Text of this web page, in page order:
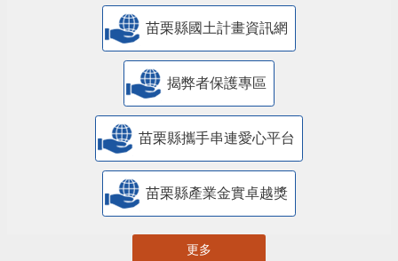
苗栗縣國土計畫資訊網
揭弊者保護專區
苗栗縣攜手串連愛心平台
苗栗縣產業金實卓越獎
更多